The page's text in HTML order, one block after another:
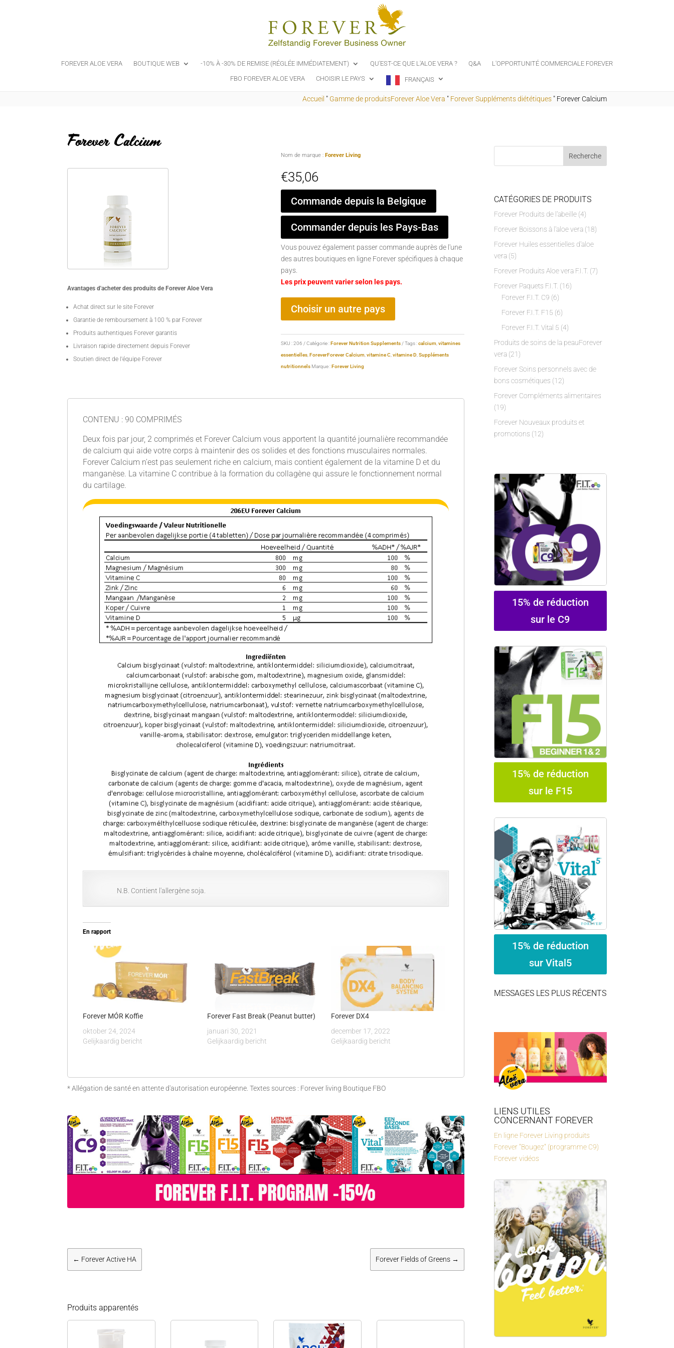
FOREVER ALOE VERA BOUTIQUE WEB -10% À -30% DE REMISE (RÉGLÉE IMMÉDIATEMENT) QU'EST-CE QUE L'ALOE VERA ? Q&A
L'OPPORTUNITÉ COMMERCIALE FOREVER
FBO FOREVER ALOE VERA
CHOISIR LE PAYS FRANÇAIS
Accueil " Gamme de produitsForever Aloe Vera " Forever Suppléments diététiques" Forever Calcium
Forever Calcium
Avantages d'acheter des produits de Forever Aloe Vera
Achat direct sur le site Forever
Garantie de remboursement à 100 % par Forever
Produits authentiques Forever garantis
Livraison rapide directement depuis Forever
Soutien direct de l'équipe Forever
Nom de marque : Forever Living
€35,06
Commande depuis la Belgique
Commander depuis les Pays-Bas
Vous pouvez également passer commande auprès de l'une
des autres boutiques en ligne Forever spécifiques à chaque
pays.
Les prix peuvent varier selon les pays.
Choisir un autre pays
SKU :206 Catégorie : Forever Nutrition Supplements Tags :calcium,vitamines
essentielles, ForeverForever Calcium,vitamine C,vitamine D,Suppléments
nutritionnels Marque : Forever Living
CONTENU : 90 COMPRIMÉS
Deux fois par jour, 2 comprimés et Forever Calcium vous apportent la quantité journalière recommandée
de calcium qui aide votre corps à maintenir des os solides et des fonctions musculaires normales.
Forever Calcium n'est pas seulement riche en calcium, mais contient également de la vitamine D et du
manganèse. La vitamine C contribue à la formation du collagène qui assure le fonctionnement normal
du cartilage.
N.B. Contient l'allergène soja.
En rapport
Forever MÓR Koffie
oktober 24, 2024
Gelijkaardig bericht
Forever Fast Break (Peanut butter)
januari 30, 2021
Gelijkaardig bericht
Forever DX4
december 17, 2022
Gelijkaardig bericht
* Allégation de santé en attente d'autorisation européenne. Textes sources : Forever living Boutique FBO
← Forever Active HA Forever Fields of Greens →
Produits apparentés
CATÉGORIES DE PRODUITS
Forever Produits de l'abeille (4)
Forever Boissons à l'aloe vera (18)
Forever Huiles essentielles d'aloe
vera (5)
Forever Produits Aloe vera F.I.T. (7)
Forever Paquets F.I.T. (16)
Forever F.I.T. C9 (6)
Forever F.I.T. F15 (6)
Forever F.I.T. Vital 5 (4)
Produits de soins de la peauForever
vera (21)
Forever Soins personnels avec de
bons cosmétiques (12)
Forever Compléments alimentaires
(19)
Forever Nouveaux produits et
promotions (12)
15% de réduction
sur le C9
15% de réduction
sur le F15
15% de réduction
sur Vital5
MESSAGES LES PLUS RÉCENTS
LIENS UTILES
CONCERNANT FOREVER
En ligne Forever Living produits
Forever "Bougez" (programme C9)
Forever vidéos